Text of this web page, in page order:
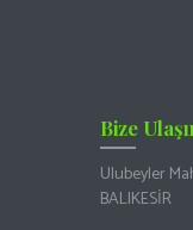
Bize
Ulubeyler
BALIKESİR